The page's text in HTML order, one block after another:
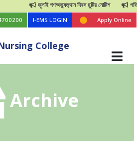
জুলাই গণঅভ্যুত্থান দিবস ছুটির নোটিশ
I-EMS LOGIN Apply Online
College
Archive